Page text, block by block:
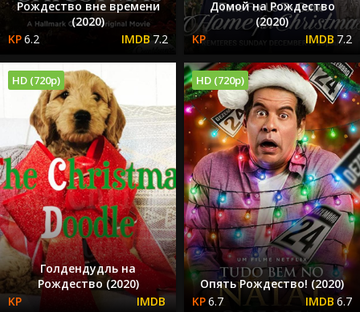
Рождество вне времени
(2020)
6.2
7.2
Домой на Рождество
(2020)
7.2
HD (720p)
Голдендудль на
Рождество (2020)
HD (720p)
Опять Рождество! (2020)
6.7
6.7